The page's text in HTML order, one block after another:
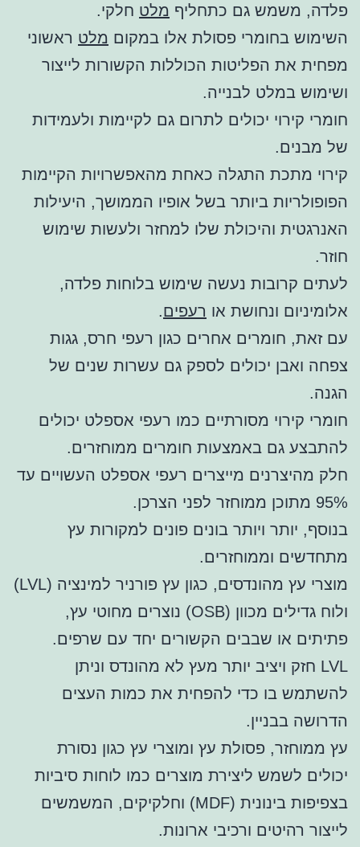
פלדה, משמש גם כתחליף מלט חלקי.
השימוש בחומרי פסולת אלו במקום מלט ראשוני
מפחית את הפליטות הכוללות הקשורות לייצור
ושימוש במלט לבנייה.
חומרי קירוי יכולים לתרום גם לקיימות ולעמידות
של מבנים.
קירוי מתכת התגלה כאחת מהאפשרויות הקיימות
הפופולריות ביותר בשל אופיו הממושך, היעילות
האנרגטית והיכולת שלו למחזר ולעשות שימוש
חוזר.
לעתים קרובות נעשה שימוש בלוחות פלדה,
אלומיניום ונחושת או רעפים.
עם זאת, חומרים אחרים כגון רעפי חרס, גגות
צפחה ואבן יכולים לספק גם עשרות שנים של
הגנה.
חומרי קירוי מסורתיים כמו רעפי אספלט יכולים
להתבצע גם באמצעות חומרים ממוחזרים.
חלק מהיצרנים מייצרים רעפי אספלט העשויים עד
95% מתוכן ממוחזר לפני הצרכן.
בנוסף, יותר ויותר בונים פונים למקורות עץ
מתחדשים וממוחזרים.
מוצרי עץ מהונדסים, כגון עץ פורניר למינציה (LVL)
ולוח גדילים מכוון (OSB) נוצרים מחוטי עץ,
פתיתים או שבבים הקשורים יחד עם שרפים.
LVL חזק ויציב יותר מעץ לא מהונדס וניתן
להשתמש בו כדי להפחית את כמות העצים
הדרושה בבניין.
עץ ממוחזר, פסולת עץ ומוצרי עץ כגון נסורת
יכולים לשמש ליצירת מוצרים כמו לוחות סיביות
בצפיפות בינונית (MDF) וחלקיקים, המשמשים
לייצור רהיטים ורכיבי ארונות.